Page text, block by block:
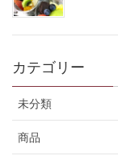
カテゴリー
未分類
商品